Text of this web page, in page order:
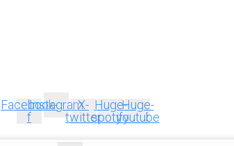
Facebook-
f
InstagramX-
twitter
Huge-
spotify
Huge-
youtube